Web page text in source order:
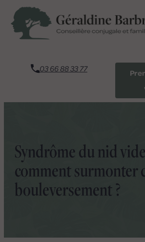
03 66 88 33 77
Syndrôme du nid
comment surmonter
bouleversement ?
Panneau de gestion des cookies